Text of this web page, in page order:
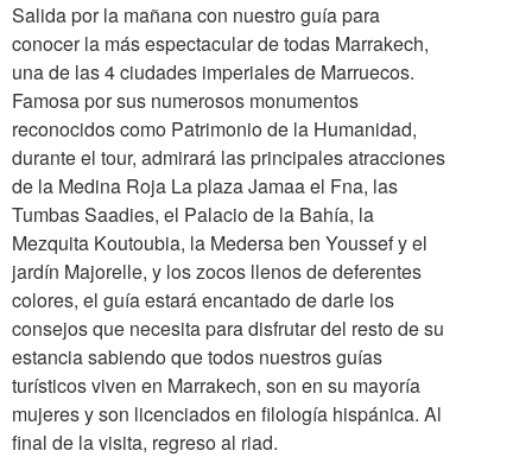
Salida por la mañana con nuestro guía para
conocer la más espectacular de todas Marrakech,
una de las 4 ciudades imperiales de Marruecos.
Famosa por sus numerosos monumentos
reconocidos como Patrimonio de la Humanidad,
durante el tour, admirará las principales atracciones
de la Medina Roja La plaza Jamaa el Fna, las
Tumbas Saadies, el Palacio de la Bahía, la
Mezquita Koutoubia, la Medersa ben Youssef y el
jardín Majorelle, y los zocos llenos de deferentes
colores, el guía estará encantado de darle los
consejos que necesita para disfrutar del resto de su
estancia sabiendo que todos nuestros guías
turísticos viven en Marrakech, son en su mayoría
mujeres y son licenciados en filología hispánica. Al
final de la visita, regreso al riad.